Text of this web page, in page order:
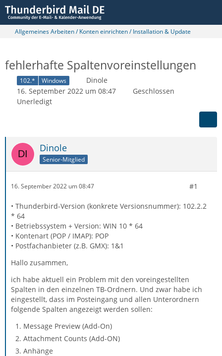
Allgemeines Arbeiten / Konten einrichten / Installation & Update
fehlerhafte Spaltenvoreinstellungen
102.* Windows
Dinole
16. September 2022 um 08:47
Geschlossen
Unerledigt
Dinole
Senior-Mitglied
16. September 2022 um 08:47 #1
• Thunderbird-Version (konkrete Versionsnummer): 102.2.2
* 64
• Betriebssystem + Version: WIN 10 * 64
• Kontenart (POP / IMAP): POP
• Postfachanbieter (z.B. GMX): 1&1
Hallo zusammen,
ich habe aktuell ein Problem mit den voreingestellten
Spalten in den einzelnen TB-Ordnern. Und zwar habe ich
eingestellt, dass im Posteingang und allen Unterordnern
folgende Spalten angezeigt werden sollen:
Message Preview (Add-On)
Attachment Counts (Add-ON)
Anhänge